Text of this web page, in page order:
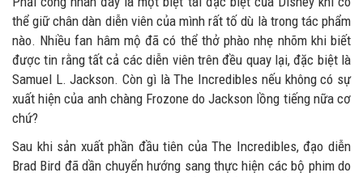
thể giữ chân dàn diễn viên của mình rất tố dù là trong tác phẩm
nào. Nhiều fan hâm mộ đã có thể thở phào nhẹ nhõm khi biết
được tin rằng tất cả các diễn viên trên đều quay lại, đặc biệt là
Samuel L. Jackson. Còn gì là The Incredibles nếu không có sự
xuất hiện của anh chàng Frozone do Jackson lồng tiếng nữa cơ
chứ?
Sau khi sản xuất phần đầu tiên của The Incredibles, đạo diễn
Brad Bird đã dần chuyển hướng sang thực hiện các bộ phim do